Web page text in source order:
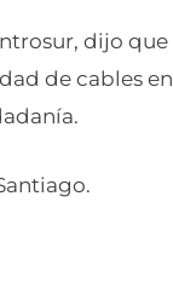
dijo que
de cables en